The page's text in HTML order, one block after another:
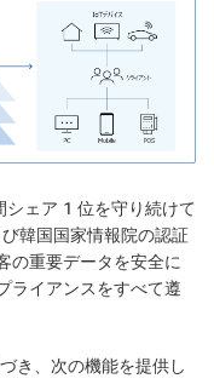
ェア 1 位を守り続けて
韓国国家情報院の認証
の重要データを安全に
ライアンスをすべて遵
き、次の機能を提供し